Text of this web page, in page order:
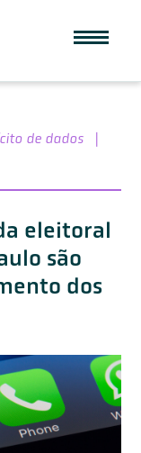
de dados
|
eleitoral
são
dos